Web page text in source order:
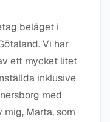
beläget i
Vi har
ett mycket litet
inklusive
med
Marta, som